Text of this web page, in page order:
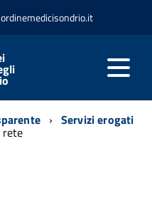
Servizi erogati
rete